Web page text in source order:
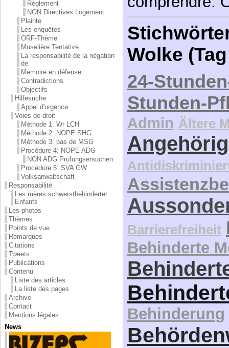
Règlement
NON Directives Logement
Plainte
Les enquêtes
ORF-Thème
Muselière Tentative
La responsabilité de la négation
de
Mémoire en défense
Contradictions
Objectifs
Hilfesuche
Appel d'urgence
Voies de droit
Méthode 1: Wr LCH
Méthode 2: NOPE SHG
Méthode 3: pas de MSG
Procédure 4: NOPE ADG
NON ADG Prüfungsersuchen
Procédure 5: SVA GW
Volksanwaltschaft
Responsabilité
Les mères schwerstbehinderter
Enfants
Les photos
Thèmes
Points de vue
Remarques
Citations
Tweets
Publications
Contenu
Liste des articles
La liste des pages
Archive
Contact
Mentions légales
News
Wolke
24-
Stunden-
Admin Ältere
Barrierefreiheit
Behinderte
Behinderung